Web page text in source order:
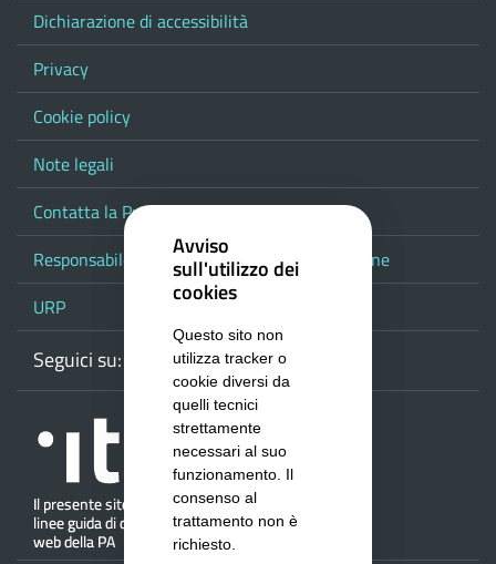
Dichiarazione di accessibilità
Privacy
Cookie policy
Note legali
Contatta la Provincia
Responsabile del procedimento di pubblicazione
URP
Seguici su: WebmailFacebook
Youtube
Avviso
sull'utilizzo dei
cookies
Questo sito non
utilizza tracker o
cookie diversi da
quelli tecnici
strettamente
necessari al suo
funzionamento. Il
consenso al
trattamento non è
richiesto.